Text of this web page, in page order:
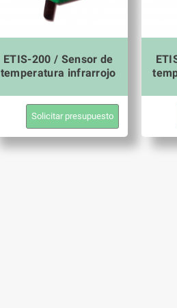
ETIS-200 / Sensor de
temperatura infrarrojo
Solicitar presupuesto